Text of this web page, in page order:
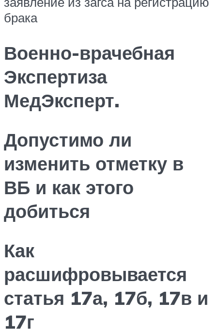
брака
Военно-врачебная
Экспертиза
МедЭксперт.
Допустимо ли
изменить отметку в
ВБ и как этого
добиться
Как
расшифровывается
статья 17а, 17б, 17в и
17г